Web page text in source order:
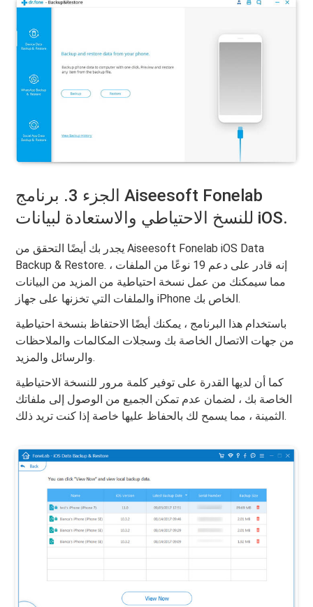
الجزء 3. برنامج Aiseesoft Fonelab
للنسخ الاحتياطي والاستعادة لبيانات iOS.
يجدر بك أيضًا التحقق من Aiseesoft Fonelab iOS Data
Backup & Restore. إنه قادر على دعم 19 نوعًا من الملفات ،
مما سيمكنك من عمل نسخة احتياطية من المزيد من البيانات
والملفات التي تخزنها على جهاز iPhone الخاص بك.
باستخدام هذا البرنامج ، يمكنك أيضًا الاحتفاظ بنسخة احتياطية
من جهات الاتصال الخاصة بك وسجلات المكالمات والملاحظات
والرسائل والمزيد.
كما أن لديها القدرة على توفير كلمة مرور للنسخة الاحتياطية
الخاصة بك ، لضمان عدم تمكن الجميع من الوصول إلى ملفاتك
الثمينة ، مما يسمح لك بالحفاظ عليها خاصة إذا كنت تريد ذلك.